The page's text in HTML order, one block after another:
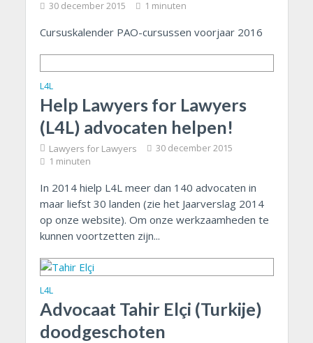
30 december 2015 1 minuten
Cursuskalender PAO-cursussen voorjaar 2016
L4L
Help Lawyers for Lawyers
(L4L) advocaten helpen!
Lawyers for Lawyers
30 december 2015
1 minuten
In 2014 hielp L4L meer dan 140 advocaten in
maar liefst 30 landen (zie het Jaarverslag 2014
op onze website). Om onze werkzaamheden te
kunnen voortzetten zijn...
L4L
Advocaat Tahir Elçi (Turkije)
doodgeschoten